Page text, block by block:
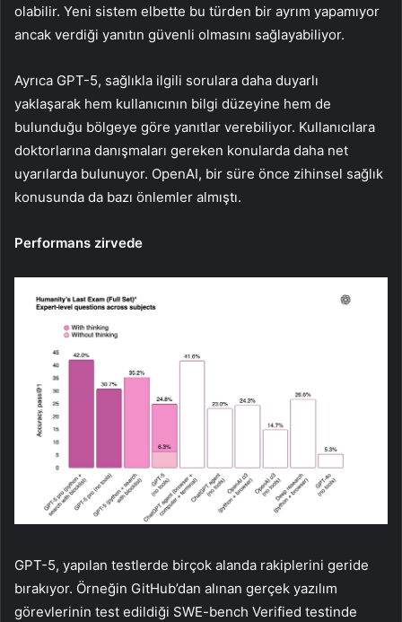
olabilir. Yeni sistem elbette bu türden bir ayrım yapamıyor
ancak verdiği yanıtın güvenli olmasını sağlayabiliyor.
Ayrıca GPT-5, sağlıkla ilgili sorulara daha duyarlı
yaklaşarak hem kullanıcının bilgi düzeyine hem de
bulunduğu bölgeye göre yanıtlar verebiliyor. Kullanıcılara
doktorlarına danışmaları gereken konularda daha net
uyarılarda bulunuyor. OpenAI, bir süre önce zihinsel sağlık
konusunda da bazı önlemler almıştı.
Performans zirvede
GPT-5, yapılan testlerde birçok alanda rakiplerini geride
bırakıyor. Örneğin GitHub’dan alınan gerçek yazılım
görevlerinin test edildiği SWE-bench Verified testinde